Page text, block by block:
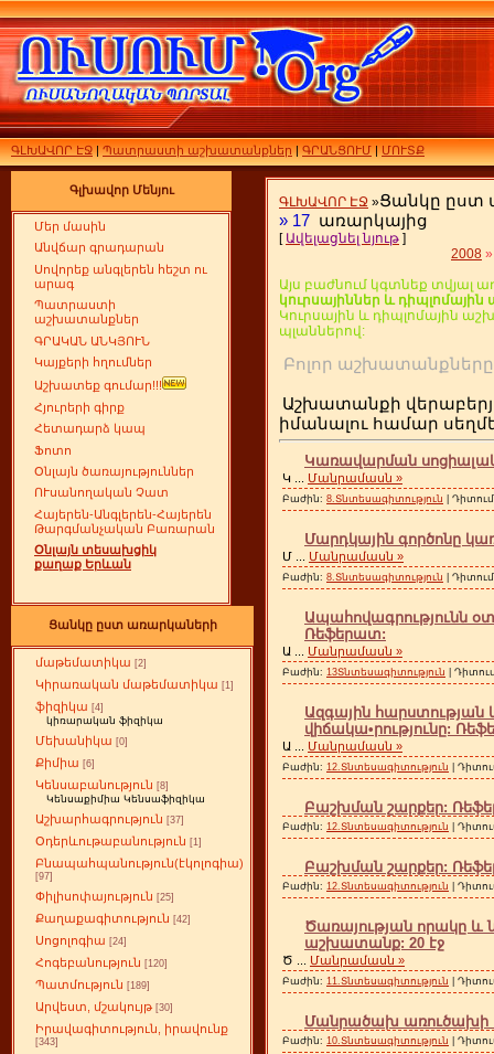
ԳԼԽԱՎՈՐ ԷՋ|Պատրաստի աշխատանքներ|ԳՐԱՆՑՈՒՄ|ՄՈՒՏՔ
Գլխավոր Մենյու
Մեր մասին
Անվճար գրադարան
Սովորեք անգլերեն հեշտ ու
արագ
Պատրաստի
աշխատանքներ
ԳՐԱԿԱՆ ԱՆԿՅՈՒՆ
Կայքերի հղումներ
Աշխատեք գումար!!!
Հյուրերի գիրք
Հետադարձ կապ
Ֆոտո
Օնլայն ծառայություններ
ՈՒսանողական Չատ
Հայերեն-Անգլերեն-Հայերեն
Թարգմանչական Բառարան
Օնլայն տեսախցիկ
քաղաք Երևան
Ցանկը ըստ առարկաների
մաթեմատիկա [2]
Կիրառական մաթեմատիկա [1]
ֆիզիկա [4]
կիռարական ֆիզիկա
Մեխանիկա [0]
Քիմիա [6]
Կենսաբանություն [8]
Կենսաքիմիա Կենսաֆիզիկա
Աշխարհագրություն [37]
Օդերևութաբանություն [1]
Բնապահպանություն(էկոլոգիա)
[97]
Փիլիսոփայություն [25]
Քաղաքագիտություն [42]
Սոցոլոգիա [24]
Հոգեբանություն [120]
Պատմություն [189]
Արվեստ, մշակույթ [30]
Իրավագիտություն, իրավունք
[343]
ԳԼԽԱՎՈՐ ԷՋ »Ցանկը ըստ
» 17 առարկայից
[ Ավելացնել նյութ ]
2008 »
Այս բաժնում կգտնեք տվյալ
կուրսայիններ և
Կուրսային և դիպլոմային
պլաններով:
Բոլոր
Աշխատանքի
իմանալու համար
Կառավարման
Կ Մանրամասն »
Բաժին: 8.Տնտեսագիտություն |
Մարդկային գործոնը
Մ Մանրամասն »
Բաժին: 8.Տնտեսագիտություն |
Ապահովագրությունն
Ռեֆերատ:
Ա Մանրամասն »
Բաժին: 13Տնտեսագիտություն |
Ազգային հարստության
վիճակա•րությունը:
Ա Մանրամասն »
Բաժին: 12.Տնտեսագիտություն |
Բաշխման շարքեր:
Բաժին: 12.Տնտեսագիտություն |
Բաշխման շարքեր:
Բաժին: 12.Տնտեսագիտություն |
Ծառայության որակը և
աշխատանք: 20 էջ
Ծ Մանրամասն »
Բաժին: 11.Տնտեսագիտություն |
Մանրածախ առուծախի
Բաժին: 10.Տնտեսագիտություն |